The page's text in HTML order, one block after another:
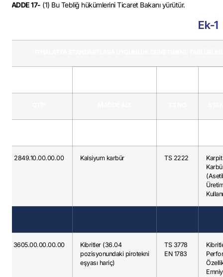
MADDE 17- (1) Bu Tebliğ hükümlerini Ticaret Bakanı yürütür.
Ek-1
2849.10.00.00.00 Kalsiyum karbür TS 2222
3605.00.00.00.00
Kibritler (36.04
pozisyonundaki pirotekni
eşyası hariç)
TS 3778
EN 1783